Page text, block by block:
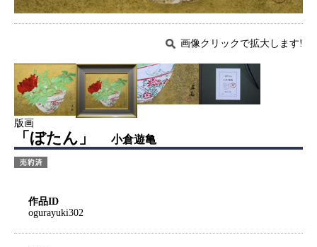
画像クリックで拡大します!
版画
「ぼたん」 小倉遊亀
作品ID
ogurayuki302